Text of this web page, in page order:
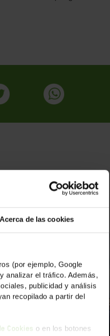
Acerca de las cookies
(por ejemplo, Google
analizar el tráfico. Además,
publicidad y análisis
recopilado a partir del
Cookies o en los botones